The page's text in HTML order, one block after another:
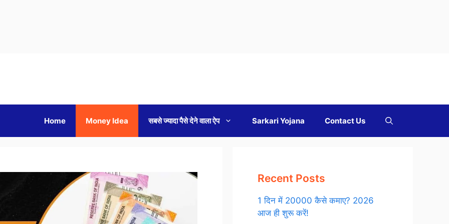
Home Money Idea सबसे ज्यादा पैसे देने वाला ऐप Sarkari Yojana Contact Us
Recent Posts
1 दिन में 20000 कैसे कमाए? 2026
आज ही शुरू करें!